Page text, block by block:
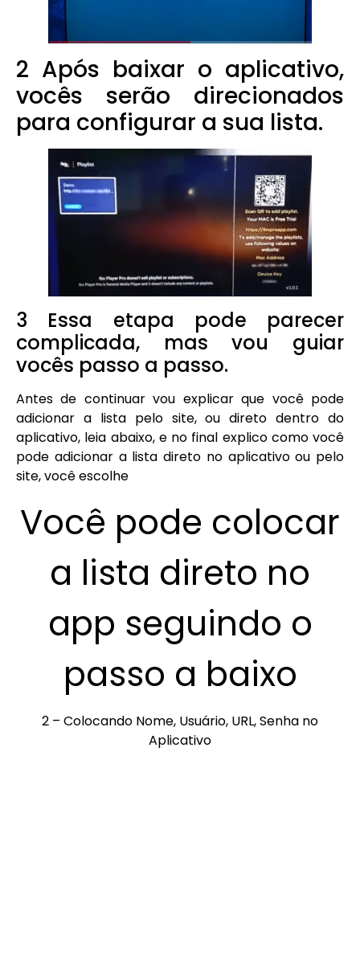
2 Após baixar o aplicativo,
vocês serão direcionados
para configurar a sua lista.
3 Essa etapa pode parecer
complicada, mas vou guiar
vocês passo a passo.
Antes de continuar vou explicar que você pode
adicionar a lista pelo site, ou direto dentro do
aplicativo, leia abaixo, e no final explico como você
pode adicionar a lista direto no aplicativo ou pelo
site, você escolhe
Você pode colocar
a lista direto no
app seguindo o
passo a baixo
2 – Colocando Nome, Usuário, URL, Senha no
Aplicativo